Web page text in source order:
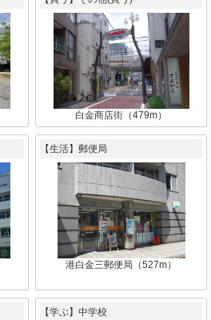
白金商店街（479m）
【生活】郵便局
港白金三郵便局（527m）
【学ぶ】中学校